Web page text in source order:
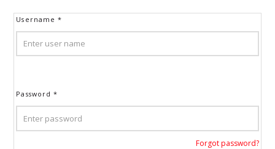
Username*
Password*
Forgot password?